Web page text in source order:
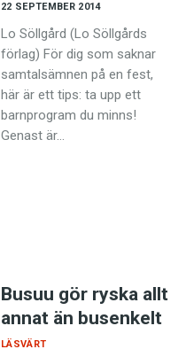
22 SEPTEMBER 2014
Lo Söllgård (Lo Söllgårds
förlag) För dig som saknar
samtalsämnen på en fest,
här är ett tips: ta upp ett
barnprogram du minns!
Genast är…
Busuu gör ryska allt
annat än busenkelt
LÄSVÄRT